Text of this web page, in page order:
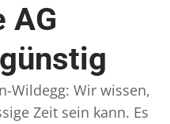
AG
Wildegg: Wir wissen,
Zeit sein kann. Es